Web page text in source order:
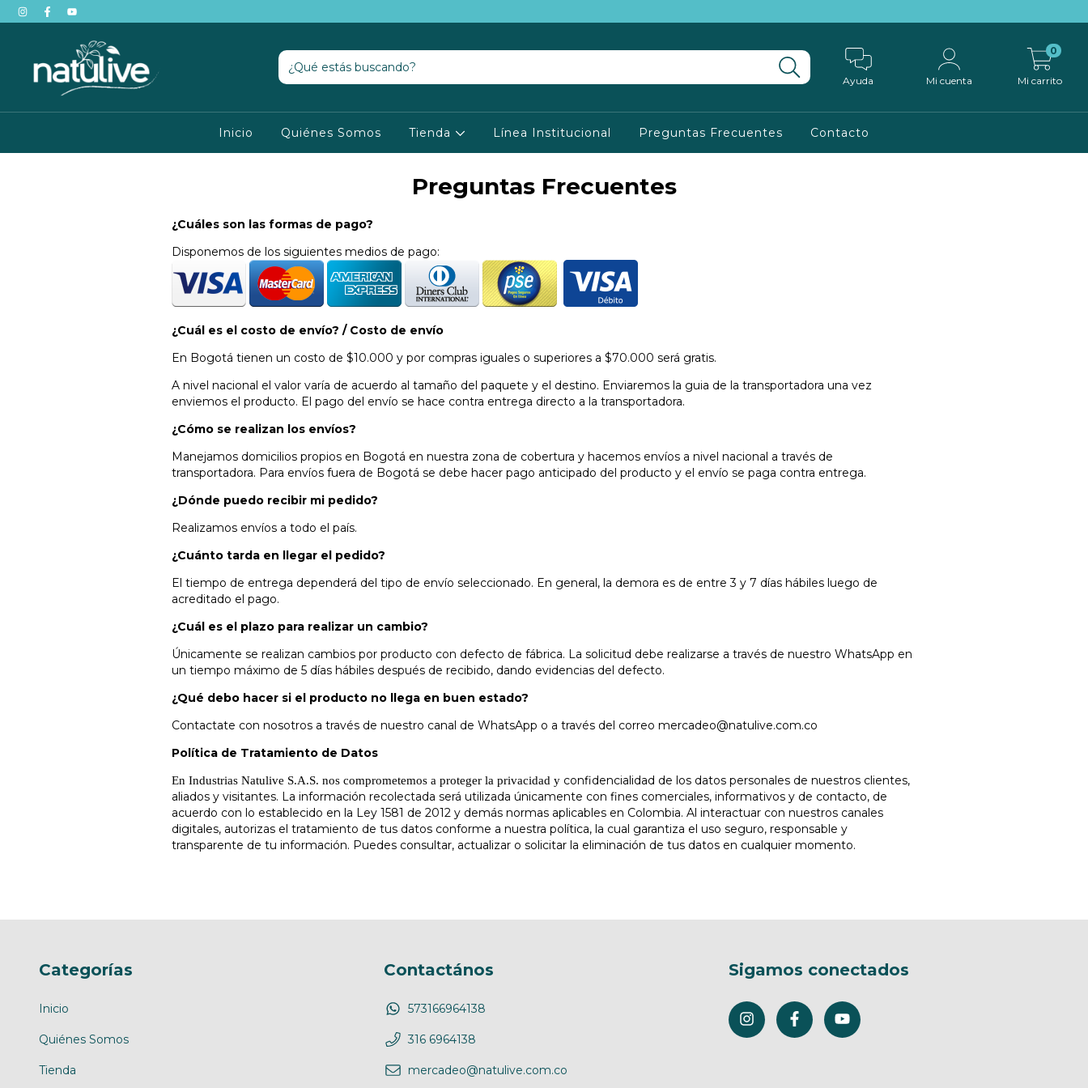
Ayuda Mi cuenta Mi carrito
0
Inicio Quiénes Somos Tienda Línea Institucional Preguntas Frecuentes Contacto
Preguntas Frecuentes
¿Cuáles son las formas de pago?
Disponemos de los siguientes medios de pago:
¿Cuál es el costo de envío? / Costo de envío
En Bogotá tienen un costo de $10.000 y por compras iguales o superiores a $70.000 será gratis.
A nivel nacional el valor varía de acuerdo al tamaño del paquete y el destino. Enviaremos la guia de la transportadora una vez
enviemos el producto. El pago del envío se hace contra entrega directo a la transportadora.
¿Cómo se realizan los envíos?
Manejamos domicilios propios en Bogotá en nuestra zona de cobertura y hacemos envíos a nivel nacional a través de
transportadora. Para envíos fuera de Bogotá se debe hacer pago anticipado del producto y el envío se paga contra entrega.
¿Dónde puedo recibir mi pedido?
Realizamos envíos a todo el país.
¿Cuánto tarda en llegar el pedido?
El tiempo de entrega dependerá del tipo de envío seleccionado. En general, la demora es de entre 3 y 7 días hábiles luego de
acreditado el pago.
¿Cuál es el plazo para realizar un cambio?
Únicamente se realizan cambios por producto con defecto de fábrica. La solicitud debe realizarse a través de nuestro WhatsApp en
un tiempo máximo de 5 días hábiles después de recibido, dando evidencias del defecto.
¿Qué debo hacer si el producto no llega en buen estado?
Contactate con nosotros a través de nuestro canal de WhatsApp o a través del correo mercadeo@natulive.com.co
Política de Tratamiento de Datos
En Industrias Natulive S.A.S. nos comprometemos a proteger la privacidad y confidencialidad de los datos personales de nuestros clientes,
aliados y visitantes. La información recolectada será utilizada únicamente con fines comerciales, informativos y de contacto, de
acuerdo con lo establecido en la Ley 1581 de 2012 y demás normas aplicables en Colombia. Al interactuar con nuestros canales
digitales, autorizas el tratamiento de tus datos conforme a nuestra política, la cual garantiza el uso seguro, responsable y
transparente de tu información. Puedes consultar, actualizar o solicitar la eliminación de tus datos en cualquier momento.
Categorías
Inicio
Quiénes Somos
Tienda
Contactános
573166964138
316 6964138
mercadeo@natulive.com.co
Sigamos conectados